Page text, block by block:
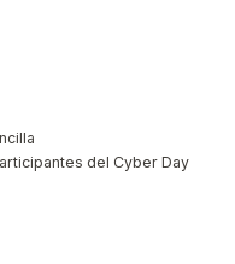
del Cyber Day